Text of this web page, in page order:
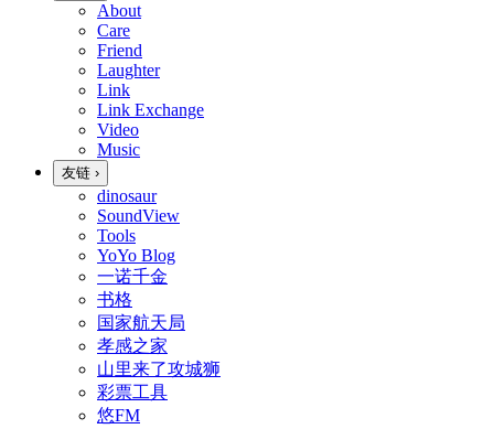
About
Care
Friend
Laughter
Link
Link Exchange
Video
Music
友链 ›
dinosaur
SoundView
Tools
YoYo Blog
一诺千金
书格
国家航天局
孝感之家
山里来了攻城狮
彩票工具
悠FM